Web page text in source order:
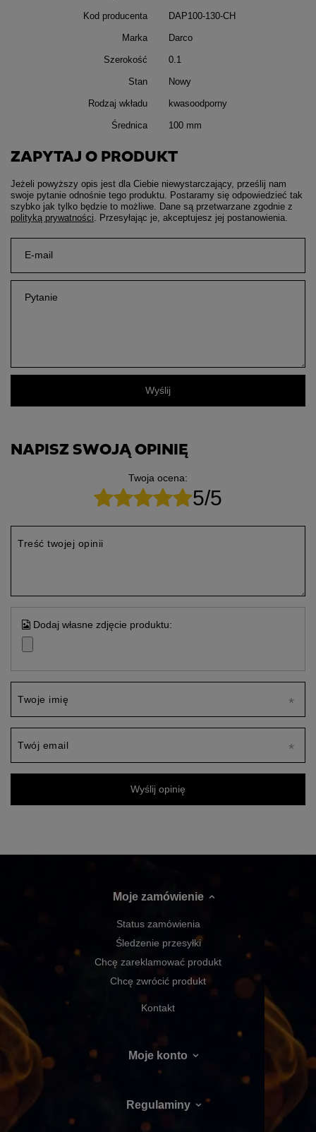
Kod producenta DAP100-130-CH
Marka Darco
Szerokość 0.1
Stan Nowy
Rodzaj wkładu kwasoodporny
Średnica 100 mm
ZAPYTAJ O PRODUKT
Jeżeli powyższy opis jest dla Ciebie niewystarczający, prześlij nam
swoje pytanie odnośnie tego produktu. Postaramy się odpowiedzieć tak
szybko jak tylko będzie to możliwe.
Dane są przetwarzane zgodnie z
polityką prywatności . Przesyłając je, akceptujesz jej postanowienia.
E-mail
Pytanie
Wyślij
NAPISZ SWOJĄ OPINIĘ
Twoja ocena:
5/5
Treść twojej opinii
Dodaj własne zdjęcie produktu:
Twoje imię
Twój email
Wyślij opinię
Moje zamówienie
Status zamówienia
Śledzenie przesyłki
Chcę zareklamować produkt
Chcę zwrócić produkt
Kontakt
Moje konto
Regulaminy